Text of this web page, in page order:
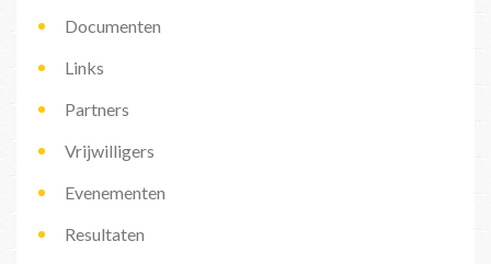
Documenten
Links
Partners
Vrijwilligers
Evenementen
Resultaten